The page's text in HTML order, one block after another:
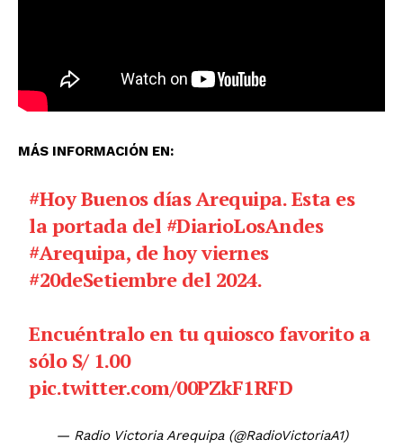
MÁS INFORMACIÓN EN:
#HoyBuenos días Arequipa. Esta es
la portada del #DiarioLosAndes
#Arequipa, de hoy viernes
#20deSetiembredel 2024.
Encuéntralo en tu quiosco favorito a
sólo S/ 1.00
pic.twitter.com/00PZkF1RFD
— Radio Victoria Arequipa (@RadioVictoriaA1)